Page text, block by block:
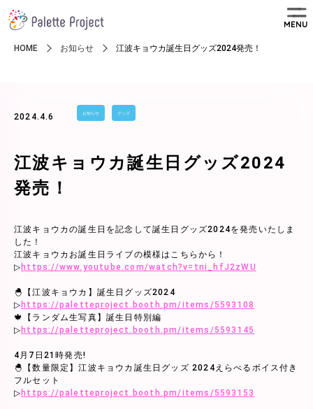
MENU
HOME お知らせ 江波キョウカ誕生日グッズ2024発売！
2024.4.6 お知らせ グッズ
江波キョウカ誕生日グッズ2024
発売！
江波キョウカの誕生日を記念して誕生日グッズ2024を発売いたしま
した！
江波キョウカお誕生日ライブの模様はこちらから！
▷ https://www.youtube.com/watch?v=tni_hfJ2zWU
🐣【江波キョウカ】誕生日グッズ2024
▷ https://paletteproject.booth.pm/items/5593108
🍁【ランダム生写真】誕生日特別編
▷ https://paletteproject.booth.pm/items/5593145
4月7日21時発売!
🐣【数量限定】江波キョウカ誕生日グッズ 2024えらべるボイス付き
フルセット
▷ https://paletteproject.booth.pm/items/5593153